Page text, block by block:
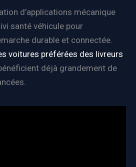
d’applications mécanique
santé véhicule pour
durable et connectée.
voitures préférées des livreurs
déjà grandement de